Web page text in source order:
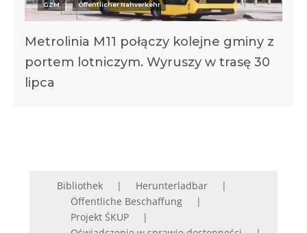
GZM Öffentlicher Nahverkehr
Metrolinia M11 połączy kolejne gminy z
portem lotniczym. Wyruszy w trasę 30
lipca
Bibliothek
Herunterladbar
Öffentliche Beschaffung
Projekt ŚKUP